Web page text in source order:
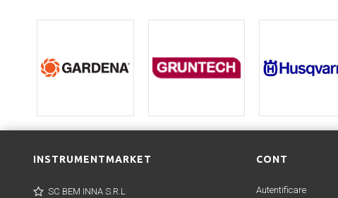
INSTRUMENTMARKET
SC BEM INNA S.R.L
CONT
Autentificare